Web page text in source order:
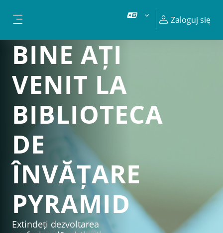
Zaloguj się
BINE AȚI
VENIT LA
BIBLIOTECA
DE
ÎNVĂȚARE
PYRAMID
Extindeți dezvoltarea